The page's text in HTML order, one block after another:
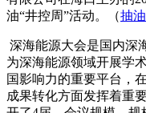
油“井控周”活动。（抽
深海能源大会是国内深
为深海能源领域开展学
国影响力的重要平台，
成果转化方面发挥着重